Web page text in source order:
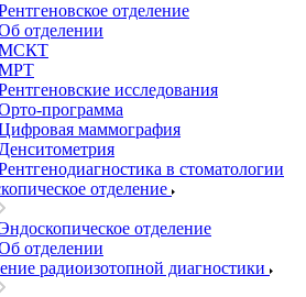
отделение
отделении
исследования
программа
маммография
Денситометрия
в стоматологии
отделение
отделение
отделении
радиоизотопной диагностики